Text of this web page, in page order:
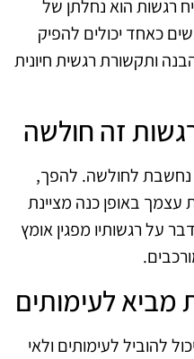
רגשות הוא נחלתן של
כאחד יכולים להפיק
ותקשורת רגשית חיונית
נחשבת לחולשה. להפך,
עצמך באופן כנה מציינת
על רגשותיו מפגין אומץ
להוביל לעימותים ולאי